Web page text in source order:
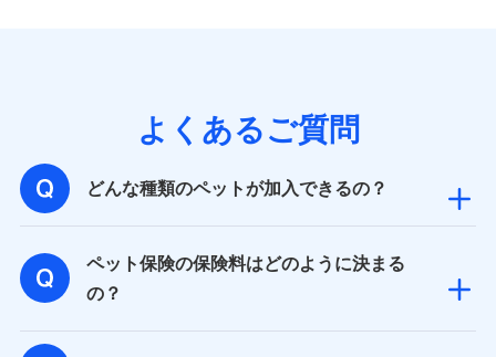
当社は利用目的の達成に必要な範囲内において個人情報
の取り扱いの全部または一部を委託する場合がありま
す。
当社は株式会社NTTドコモとの間で、以下のとおり個
人データを共同利用します。
【共同して利用される利用データの項目】
よくあるご質問
どんな種類のペットが加入できるの？
ペット保険の保険料はどのように決まる
の？